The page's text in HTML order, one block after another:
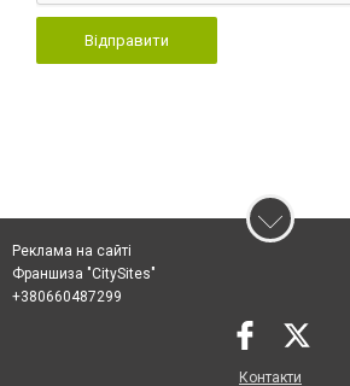
Відправити
Реклама на сайті
Франшиза "CitySites"
+380660487299
Контакти